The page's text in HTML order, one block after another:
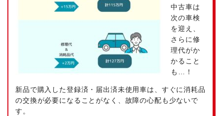
中古車は
次の車検
を迎え、
さらに修
理代がか
かること
も…！
新品で購入した登録済・届出済未使用車は、すぐに消耗品
の交換が必要になることがなく、故障の心配も少ないで
す。